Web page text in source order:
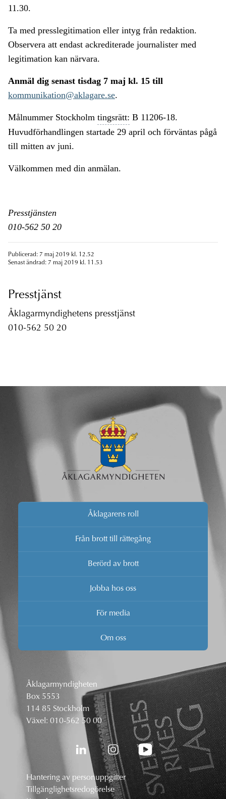
11.30.
Ta med presslegitimation eller intyg från redaktion.
Observera att endast ackrediterade journalister med
legitimation kan närvara.
Anmäl dig senast tisdag 7 maj kl. 15 till
kommunikation@aklagare.se.
Målnummer Stockholm tingsrätt: B 11206-18.
Huvudförhandlingen startade 29 april och förväntas pågå
till mitten av juni.
Välkommen med din anmälan.
Presstjänsten
010-562 50 20
Publicerad: 7 maj 2019 kl. 12.52
Senast ändrad: 7 maj 2019 kl. 11.53
Presstjänst
Åklagarmyndighetens presstjänst
010-562 50 20
Åklagarens roll
Från brott till rättegång
Berörd av brott
Jobba hos oss
För media
Om oss
Åklagarmyndigheten
Box 5553
114 85 Stockholm
Växel: 010-562 50 00
Hantering av personuppgifter
Tillgänglighetsredogörelse